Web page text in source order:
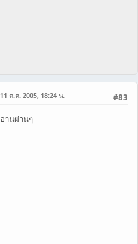
#83
11 ต.ค. 2005, 18:24 น.
อ่านผ่านๆ